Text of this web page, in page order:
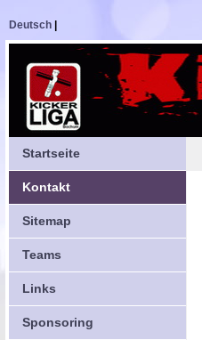
Deutsch
Startseite
Kontakt
Sitemap
Teams
Links
Sponsoring